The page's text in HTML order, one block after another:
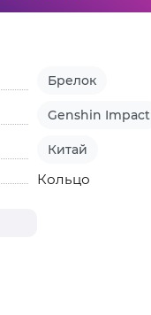
Брелок
Genshin Impact
Китай
Кольцо